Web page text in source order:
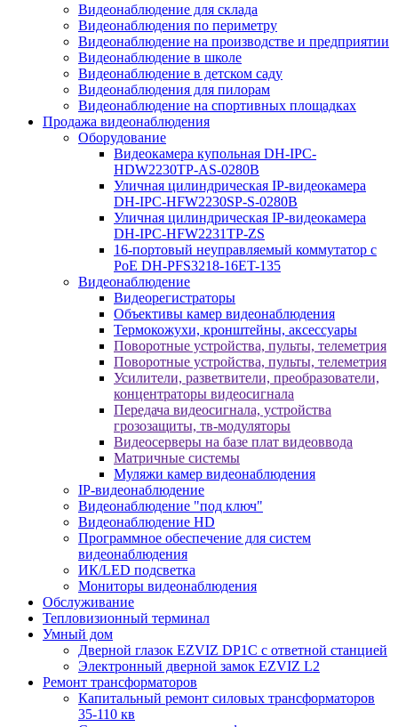
Видеонаблюдение для склада
Видеонаблюдения по периметру
Видеонаблюдение на производстве и предприятии
Видеонаблюдение в школе
Видеонаблюдение в детском саду
Видеонаблюдения для пилорам
Видеонаблюдение на спортивных площадках
Продажа видеонаблюдения
Оборудование
Видеокамера купольная DH-IPC-
HDW2230TP-AS-0280B
Уличная цилиндрическая IP-видеокамера
DH-IPC-HFW2230SP-S-0280B
Уличная цилиндрическая IP-видеокамера
DH-IPC-HFW2231TP-ZS
16-портовый неуправляемый коммутатор с
РоЕ DH-PFS3218-16ET-135
Видеонаблюдение
Видеорегистраторы
Объективы камер видеонаблюдения
Термокожухи, кронштейны, аксессуары
Поворотные устройства, пульты, телеметрия
Поворотные устройства, пульты, телеметрия
Усилители, разветвители, преобразователи,
концентраторы видеосигнала
Передача видеосигнала, устройства
грозозащиты, тв-модуляторы
Видеосерверы на базе плат видеоввода
Матричные системы
Муляжи камер видеонаблюдения
IP-видеонаблюдение
Видеонаблюдение "под ключ"
Видеонаблюдение HD
Программное обеспечение для систем
видеонаблюдения
ИК/LED подсветка
Мониторы видеонаблюдения
Обслуживание
Тепловизионный терминал
Умный дом
Дверной глазок EZVIZ DP1C с ответной станцией
Электронный дверной замок EZVIZ L2
Ремонт трансформаторов
Капитальный ремонт силовых трансформаторов
35-110 кв